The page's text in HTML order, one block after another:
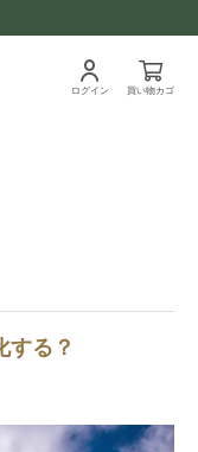
ログイン 買い物カゴ
する？